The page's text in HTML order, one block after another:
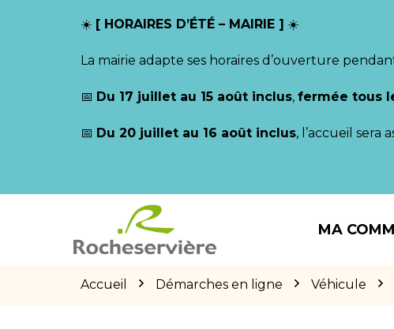
☀️ [ HORAIRES D’ÉTÉ – MAIRIE ] ☀️
La mairie adapte ses horaires d’ouverture
📅 Du 17 juillet au 15 août inclus, fermée tous
📅 Du 20 juillet au 16 août inclus, l’accueil sera
MA
Accueil Démarches en ligne Véhicule